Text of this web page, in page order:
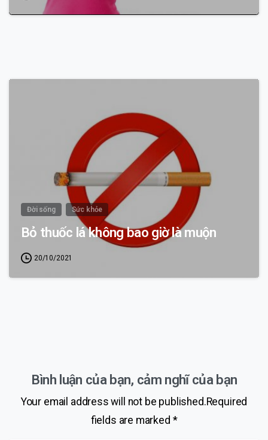
Đời sống Sức khỏe
Bỏ thuốc lá không bao giờ là muộn
20/10/2021
Bình luận của bạn, cảm nghĩ của bạn
Your email address will not be published.Required
fields are marked *